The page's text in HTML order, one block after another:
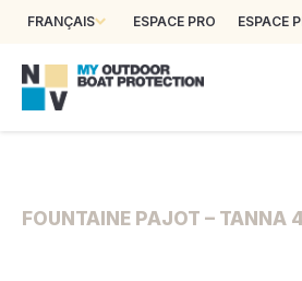
FRANÇAIS ESPACE PRO ESPACE
FOUNTAINE PAJOT – TANNA